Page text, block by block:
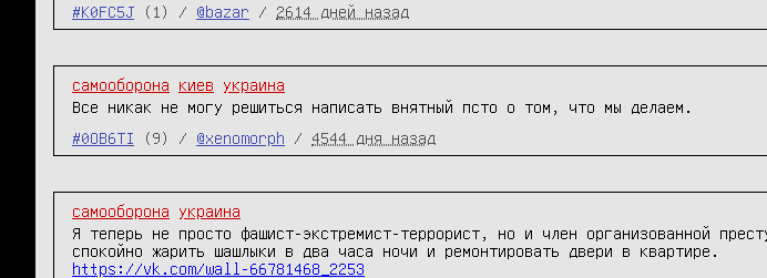
#K0FC5J
(1) / @bazar / 2614 дней назад
самооборона киев
украина
Все никак не могу решиться написать внятный псто о том, что мы делаем.
#0OB6TI
(9) / @xenomorph / 4544 дня назад
самооборона
украина
Я теперь не просто фашист-экстремист-террорист, но и член организованной
спокойно жарить шашлыки в два часа ночи и ремонтировать двери в квартире.
https://vk.com/wall-66781468_2253